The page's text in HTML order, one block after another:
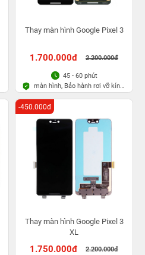
Thay màn hình Google Pixel 3
1.700.000đ 2.200.000đ
45 - 60 phút
màn hình, Bảo hành rơi vỡ kính
1 lần trong 3 tháng
Thay màn hình Google Pixel 3
XL
1.750.000đ 2.200.000đ
-450.000đ